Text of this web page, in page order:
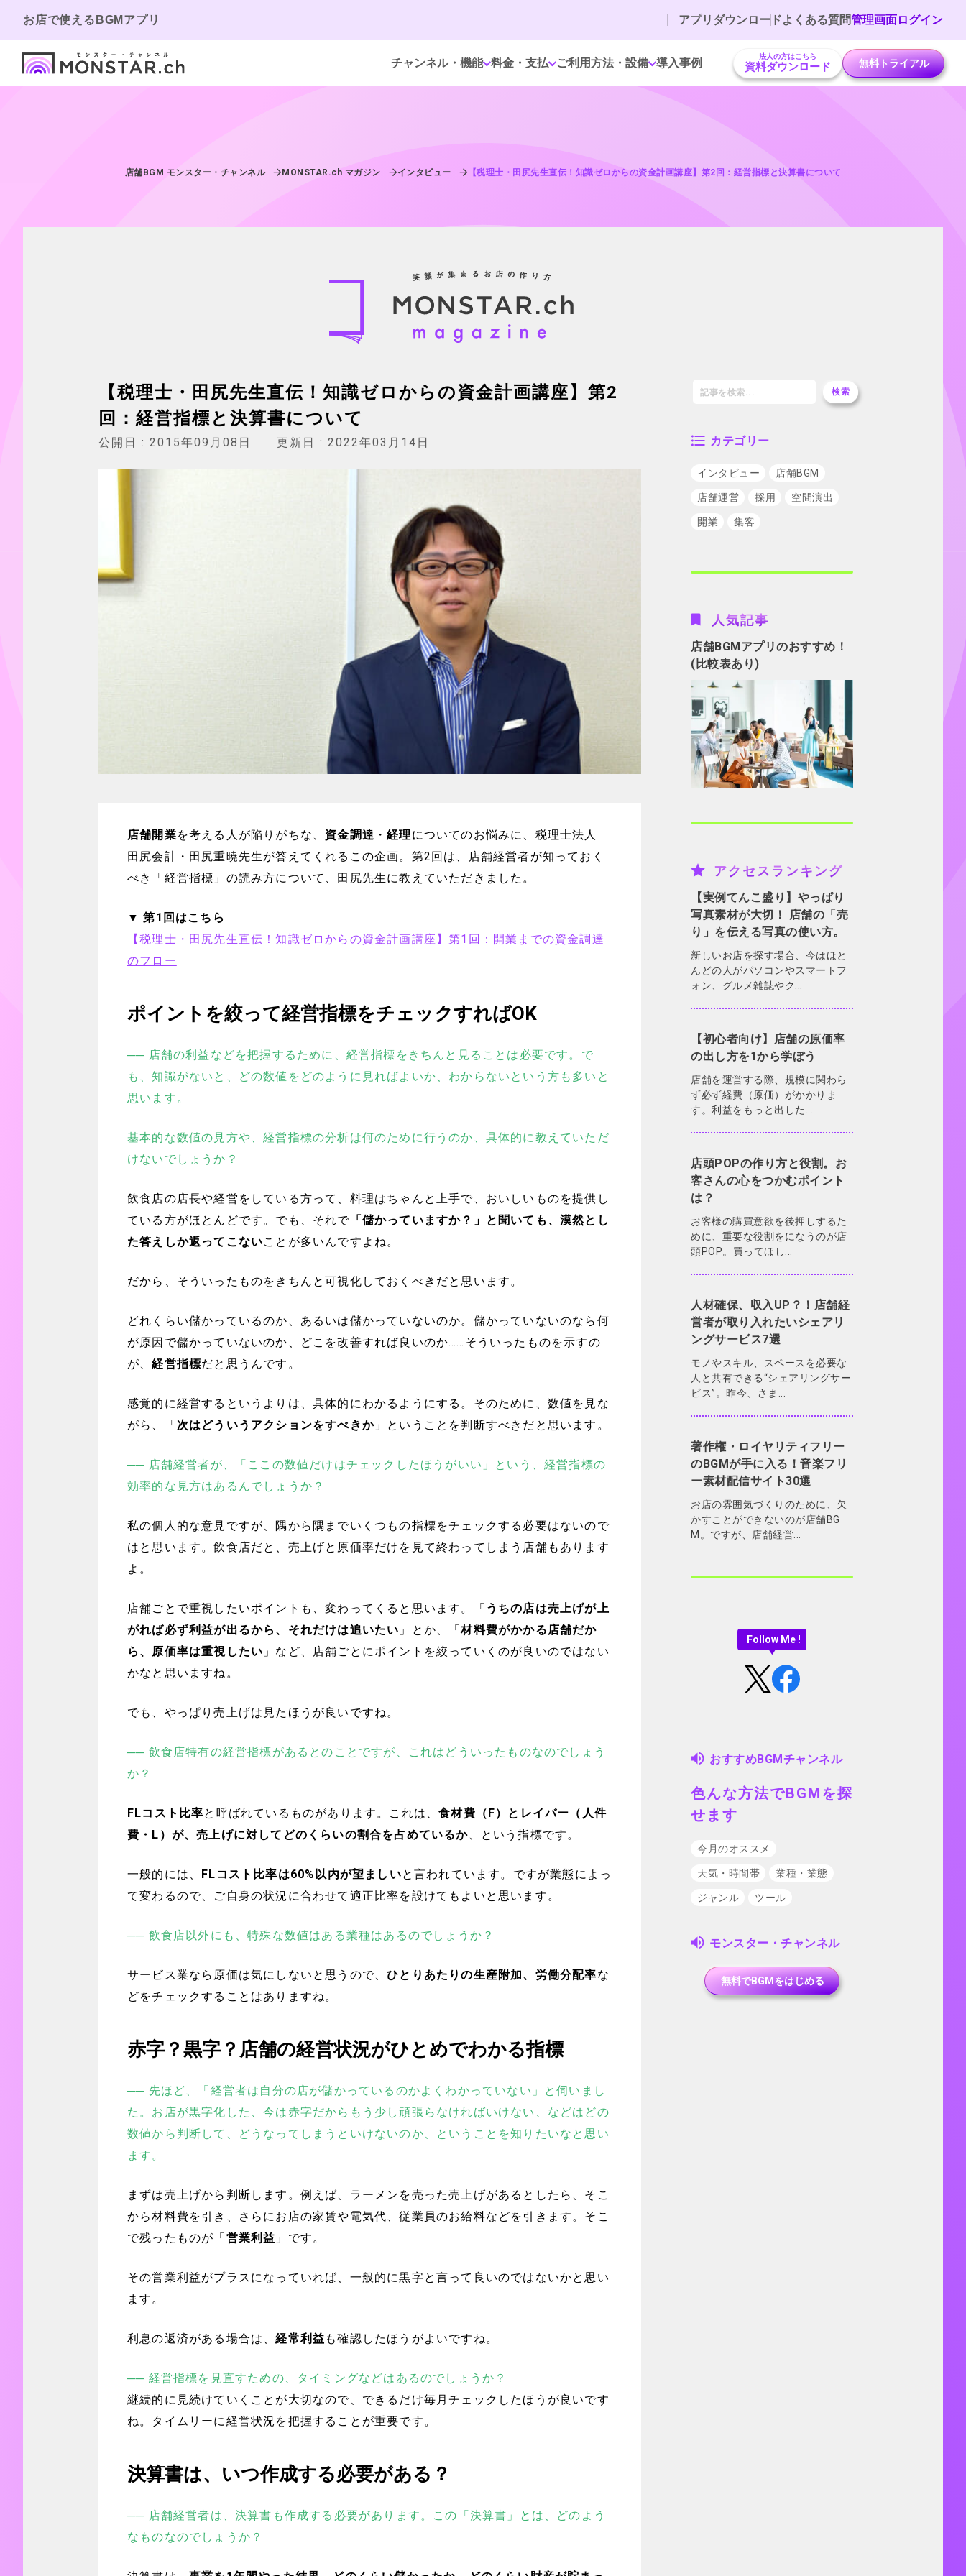
お店で使えるBGMアプリ アプリダウンロードよくある質問管理画面ログイン
チャンネル・機能 料金・支払 ご利用方法・設備 導入事例 法人の方はこちら
資料ダウンロード 無料トライアル
店舗BGM モンスター・チャンネル MONSTAR.ch マガジン インタビュー 【税理士・田尻先生直伝！知識ゼロからの資金計画講座】第2回：経営指標と決算書について
【税理士・田尻先生直伝！知識ゼロからの資金計画講座】第2
回：経営指標と決算書について
公開日 : 2015年09月08日 更新日 : 2022年03月14日
店舗開業を考える人が陥りがちな、 資金調達 ・経理 についてのお悩みに、税理士法人
田尻会計・田尻重暁先生が答えてくれるこの企画。第2回は、店舗経営者が知っておく
べき「経営指標」の読み方について、田尻先生に教えていただきました。
▼ 第1回はこちら
【税理士・田尻先生直伝！知識ゼロからの資金計画講座】第1回：開業までの資金調達
のフロー
ポイントを絞って経営指標をチェックすればOK
── 店舗の利益などを把握するために、経営指標をきちんと見ることは必要です。で
も、知識がないと、どの数値をどのように見ればよいか、わからないという方も多いと
思います。
基本的な数値の見方や、経営指標の分析は何のために行うのか、具体的に教えていただ
けないでしょうか？
飲食店の店長や経営をしている方って、料理はちゃんと上手で、おいしいものを提供し
ている方がほとんどです。でも、それで 「儲かっていますか？」と聞いても、漠然とし
た答えしか返ってこないことが多いんですよね。
だから、そういったものをきちんと可視化しておくべきだと思います。
どれくらい儲かっているのか、あるいは儲かっていないのか。儲かっていないのなら何
が原因で儲かっていないのか、どこを改善すれば良いのか……そういったものを示すの
が、経営指標だと思うんです。
感覚的に経営するというよりは、具体的にわかるようにする。そのために、数値を見な
がら、「次はどういうアクションをすべきか 」ということを判断すべきだと思います。
── 店舗経営者が、「ここの数値だけはチェックしたほうがいい」という、経営指標の
効率的な見方はあるんでしょうか？
私の個人的な意見ですが、隅から隅までいくつもの指標をチェックする必要はないので
はと思います。飲食店だと、売上げと原価率だけを見て終わってしまう店舗もあります
よ。
店舗ごとで重視したいポイントも、変わってくると思います。「 うちの店は売上げが上
がれば必ず利益が出るから、それだけは追いたい 」とか、「材料費がかかる店舗だか
ら、原価率は重視したい 」など、店舗ごとにポイントを絞っていくのが良いのではない
かなと思いますね。
でも、やっぱり売上げは見たほうが良いですね。
── 飲食店特有の経営指標があるとのことですが、これはどういったものなのでしょう
か？
FLコスト比率と呼ばれているものがあります。これは、食材費（F）とレイバー（人件
費・L）が、売上げに対してどのくらいの割合を占めているか、という指標です。
一般的には、 FLコスト比率は60%以内が望ましいと言われています。ですが業態によっ
て変わるので、ご自身の状況に合わせて適正比率を設けてもよいと思います。
── 飲食店以外にも、特殊な数値はある業種はあるのでしょうか？
サービス業なら原価は気にしないと思うので、ひとりあたりの生産附加、労働分配率な
どをチェックすることはありますね。
赤字？黒字？店舗の経営状況がひとめでわかる指標
── 先ほど、「経営者は自分の店が儲かっているのかよくわかっていない」と伺いまし
た。お店が黒字化した、今は赤字だからもう少し頑張らなければいけない、などはどの
数値から判断して、どうなってしまうといけないのか、ということを知りたいなと思い
ます。
まずは売上げから判断します。例えば、ラーメンを売った売上げがあるとしたら、そこ
から材料費を引き、さらにお店の家賃や電気代、従業員のお給料などを引きます。そこ
で残ったものが「営業利益 」です。
その営業利益がプラスになっていれば、一般的に黒字と言って良いのではないかと思い
ます。
利息の返済がある場合は、経常利益 も確認したほうがよいですね。
── 経営指標を見直すための、タイミングなどはあるのでしょうか？
継続的に見続けていくことが大切なので、できるだけ毎月チェックしたほうが良いです
ね。タイムリーに経営状況を把握することが重要です。
決算書は、いつ作成する必要がある？
── 店舗経営者は、決算書も作成する必要があります。この「決算書」とは、どのよう
なものなのでしょうか？
検索
カテゴリー
インタビュー 店舗BGM
店舗運営 採用 空間演出
開業 集客
人気記事
店舗BGMアプリのおすすめ！
(比較表あり)
アクセスランキング
【実例てんこ盛り】やっぱり
写真素材が大切！ 店舗の「売
り」を伝える写真の使い方。
新しいお店を探す場合、今はほと
んどの人がパソコンやスマートフ
ォン、グルメ雑誌やク...
【初心者向け】店舗の原価率
の出し方を1から学ぼう
店舗を運営する際、規模に関わら
ず必ず経費（原価）がかかりま
す。利益をもっと出した...
店頭POPの作り方と役割。お
客さんの心をつかむポイント
は？
お客様の購買意欲を後押しするた
めに、重要な役割をになうのが店
頭POP。買ってほし...
人材確保、収入UP？！店舗経
営者が取り入れたいシェアリ
ングサービス7選
モノやスキル、スペースを必要な
人と共有できる“シェアリングサー
ビス”。昨今、さま...
著作権・ロイヤリティフリー
のBGMが手に入る！音楽フリ
ー素材配信サイト30選
お店の雰囲気づくりのために、欠
かすことができないのが店舗BG
M。ですが、店舗経営...
Follow Me !
おすすめBGMチャンネル
色んな方法でBGMを探
せます
今月のオススメ
天気・時間帯 業種・業態
ジャンル ツール
モンスター・チャンネル
無料でBGMをはじめる